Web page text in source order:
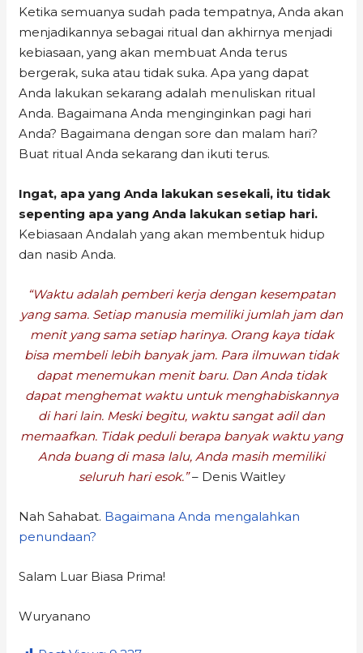
Ketika semuanya sudah pada tempatnya, Anda akan
menjadikannya sebagai ritual dan akhirnya menjadi
kebiasaan, yang akan membuat Anda terus
bergerak, suka atau tidak suka. Apa yang dapat
Anda lakukan sekarang adalah menuliskan ritual
Anda. Bagaimana Anda menginginkan pagi hari
Anda? Bagaimana dengan sore dan malam hari?
Buat ritual Anda sekarang dan ikuti terus.
Ingat, apa yang Anda lakukan sesekali, itu tidak
sepenting apa yang Anda lakukan setiap hari.
Kebiasaan Andalah yang akan membentuk hidup
dan nasib Anda.
“Waktu adalah pemberi kerja dengan kesempatan
yang sama. Setiap manusia memiliki jumlah jam dan
menit yang sama setiap harinya. Orang kaya tidak
bisa membeli lebih banyak jam. Para ilmuwan tidak
dapat menemukan menit baru. Dan Anda tidak
dapat menghemat waktu untuk menghabiskannya
di hari lain. Meski begitu, waktu sangat adil dan
memaafkan. Tidak peduli berapa banyak waktu yang
Anda buang di masa lalu, Anda masih memiliki
seluruh hari esok.”– Denis Waitley
Nah Sahabat. Bagaimana Anda mengalahkan
penundaan?
Salam Luar Biasa Prima!
Wuryanano